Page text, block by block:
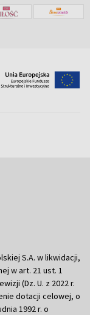
S.A. w likwidacji,
w art. 21 ust. 1
(Dz. U. z 2022 r.
dotacji celowej, o
1992 r. o